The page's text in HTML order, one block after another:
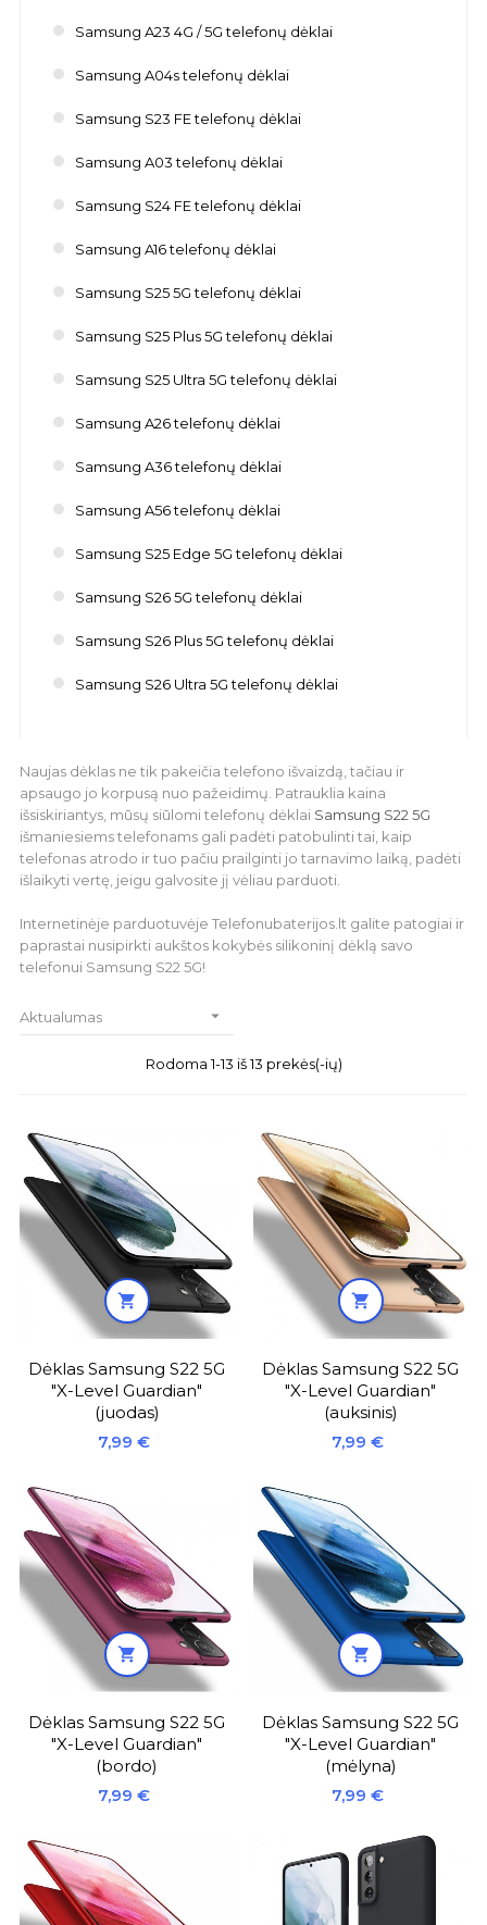
Samsung A23 4G / 5G telefonų dėklai
Samsung A04s telefonų dėklai
Samsung S23 FE telefonų dėklai
Samsung A03 telefonų dėklai
Samsung S24 FE telefonų dėklai
Samsung A16 telefonų dėklai
Samsung S25 5G telefonų dėklai
Samsung S25 Plus 5G telefonų dėklai
Samsung S25 Ultra 5G telefonų dėklai
Samsung A26 telefonų dėklai
Samsung A36 telefonų dėklai
Samsung A56 telefonų dėklai
Samsung S25 Edge 5G telefonų dėklai
Samsung S26 5G telefonų dėklai
Samsung S26 Plus 5G telefonų dėklai
Samsung S26 Ultra 5G telefonų dėklai
Naujas dėklas ne tik pakeičia telefono išvaizdą, tačiau ir
apsaugo jo korpusą nuo pažeidimų. Patrauklia kaina
išsiskiriantys, mūsų siūlomi telefonų dėklai Samsung S22 5G
išmaniesiems telefonams gali padėti patobulinti tai, kaip
telefonas atrodo ir tuo pačiu prailginti jo tarnavimo laiką, padėti
išlaikyti vertę, jeigu galvosite jį vėliau parduoti.
Internetinėje parduotuvėje Telefonubaterijos.lt galite patogiai ir
paprastai nusipirkti aukštos kokybės silikoninį dėklą savo
telefonui Samsung S22 5G!
Aktualumas 
Rodoma 1-13 iš 13 prekės(-ių)

Dėklas Samsung S22 5G
"X-Level Guardian"
(juodas)
Kaina
7,99 €

Dėklas Samsung S22 5G
"X-Level Guardian"
(auksinis)
Kaina
7,99 €

Dėklas Samsung S22 5G
"X-Level Guardian"
(bordo)
Kaina
7,99 €

Dėklas Samsung S22 5G
"X-Level Guardian"
(mėlyna)
Kaina
7,99 €